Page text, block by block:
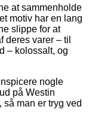
at sammenholde
motiv har en lang
slippe for at
varer – til
– kolossalt, og
nogle
på Westin
man er tryg ved